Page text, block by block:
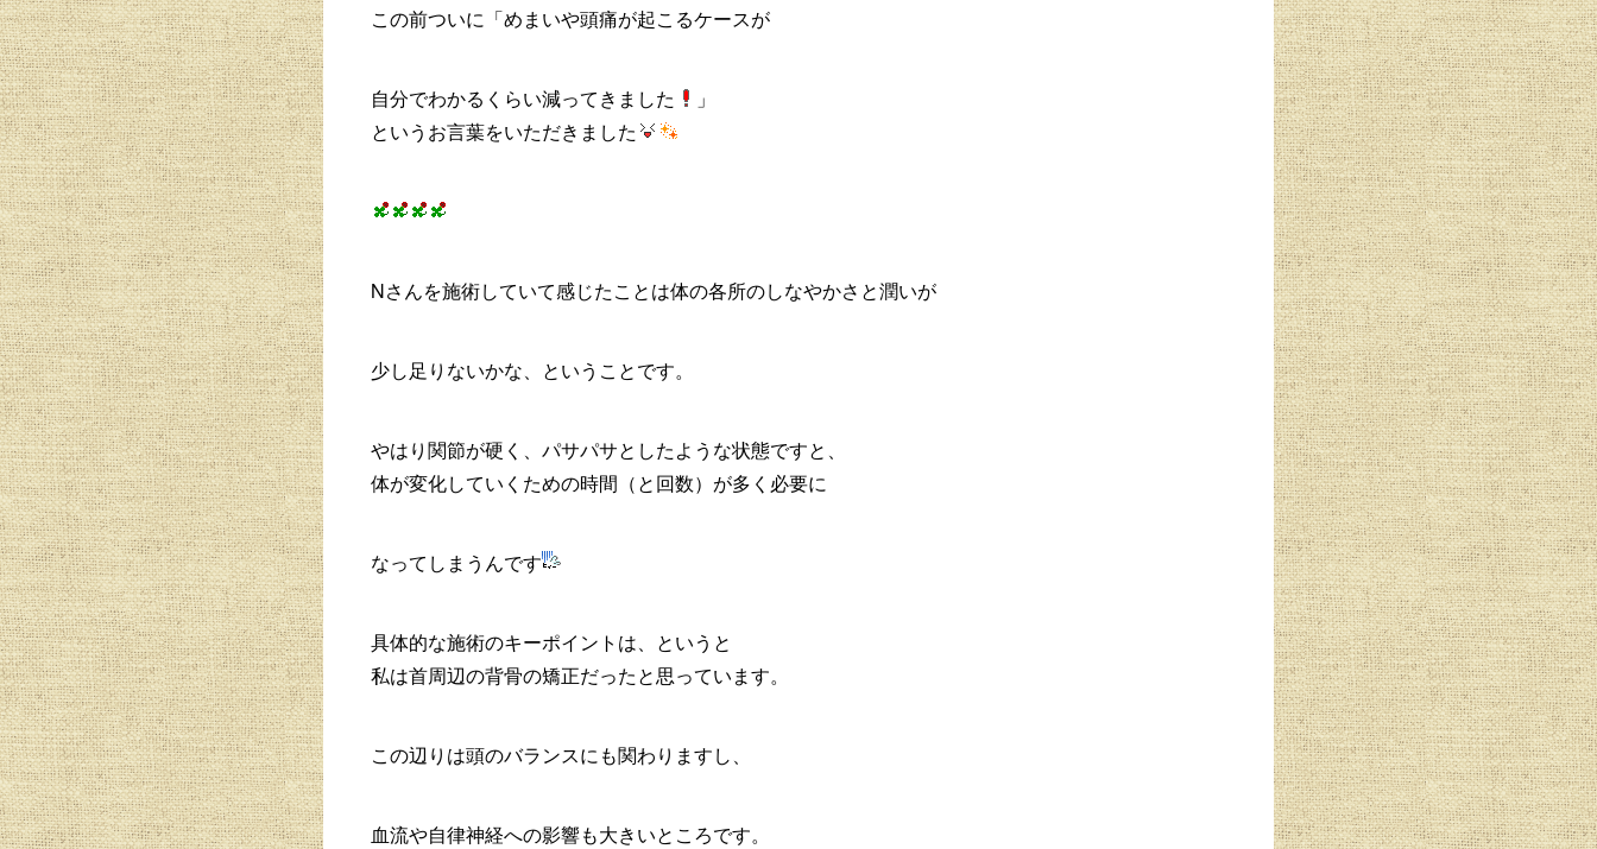
この前ついに「めまいや頭痛が起こるケースが
自分でわかるくらい減ってきました
」
というお言葉をいただきました
Nさんを施術していて感じたことは体の各所のしなやかさと潤いが
少し足りないかな、ということです。
やはり関節が硬く、パサパサとしたような状態ですと、
体が変化していくための時間（と回数）が多く必要に
なってしまうんです
具体的な施術のキーポイントは、というと
私は首周辺の背骨の矯正だったと思っています。
この辺りは頭のバランスにも関わりますし、
血流や自律神経への影響も大きいところです。